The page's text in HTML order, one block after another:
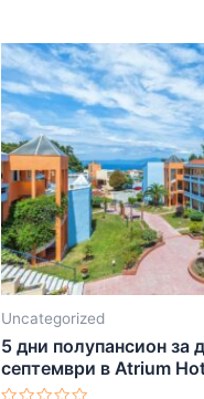
Uncategorized
5 дни полупансион за
септември в Atrium